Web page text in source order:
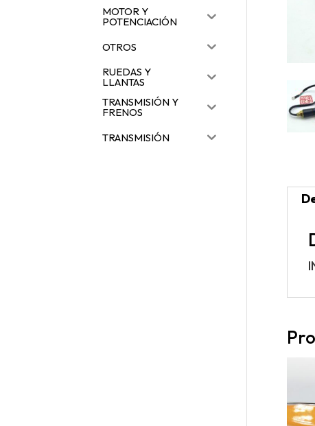
MOTOR Y
POTENCIACIÓN
OTROS
RUEDAS Y
LLANTAS
TRANSMISIÓN Y
FRENOS
TRANSMISIÓN